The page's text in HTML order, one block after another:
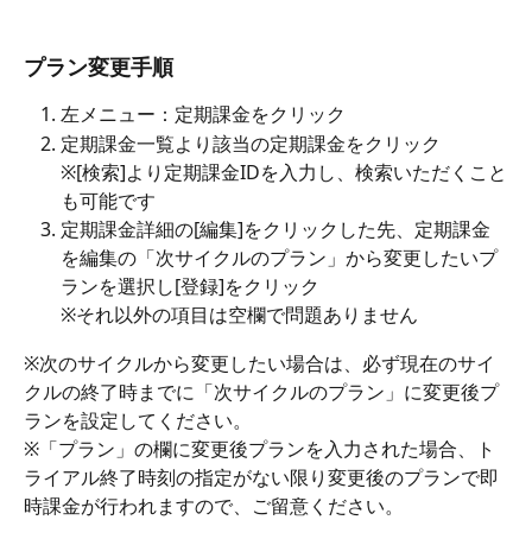
プラン変更手順
左メニュー：定期課金をクリック
定期課金一覧より該当の定期課金をクリック
※[検索]より定期課金IDを入力し、検索いただくこと
も可能です
定期課金詳細の[編集]をクリックした先、定期課金
を編集の「次サイクルのプラン」から変更したいプ
ランを選択し[登録]をクリック
※それ以外の項目は空欄で問題ありません
※次のサイクルから変更したい場合は、必ず現在のサイ
クルの終了時までに「次サイクルのプラン」に変更後プ
ランを設定してください。
※「プラン」の欄に変更後プランを入力された場合、ト
ライアル終了時刻の指定がない限り変更後のプランで即
時課金が行われますので、ご留意ください。